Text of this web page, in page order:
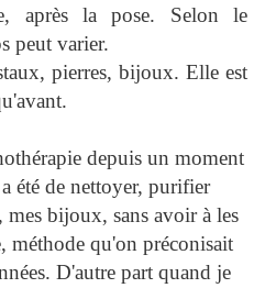
après la pose. Selon le
peut varier.
pierres, bijoux. Elle est
depuis un moment
été de nettoyer, purifier
mes bijoux, sans avoir à les
méthode qu'on préconisait
D'autre part quand je